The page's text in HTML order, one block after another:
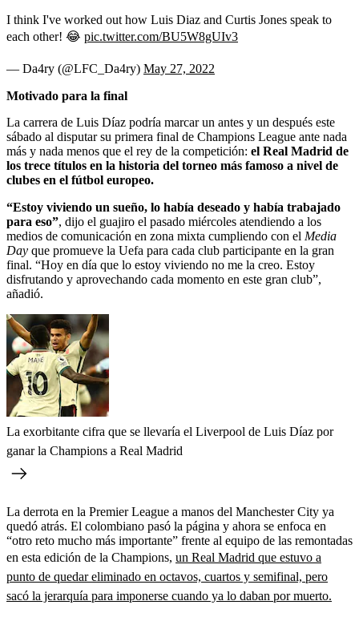
I think I've worked out how Luis Diaz and Curtis Jones speak to
each other! 😂 pic.twitter.com/BU5W8gUIv3
— Da4ry (@LFC_Da4ry) May 27, 2022
Motivado para la final
La carrera de Luis Díaz podría marcar un antes y un después este
sábado al disputar su primera final de Champions League ante nada
más y nada menos que el rey de la competición: el Real Madrid de
los trece títulos en la historia del torneo más famoso a nivel de
clubes en el fútbol europeo.
“Estoy viviendo un sueño, lo había deseado y había trabajado
para eso”, dijo el guajiro el pasado miércoles atendiendo a los
medios de comunicación en zona mixta cumpliendo con el Media
Day que promueve la Uefa para cada club participante en la gran
final. “Hoy en día que lo estoy viviendo no me la creo. Estoy
disfrutando y aprovechando cada momento en este gran club”,
añadió.
La exorbitante cifra que se llevaría el Liverpool de Luis Díaz por
ganar la Champions a Real Madrid
La derrota en la Premier League a manos del Manchester City ya
quedó atrás. El colombiano pasó la página y ahora se enfoca en
“otro reto mucho más importante” frente al equipo de las remontadas
en esta edición de la Champions, un Real Madrid que estuvo a
punto de quedar eliminado en octavos, cuartos y semifinal, pero
sacó la jerarquía para imponerse cuando ya lo daban por muerto.